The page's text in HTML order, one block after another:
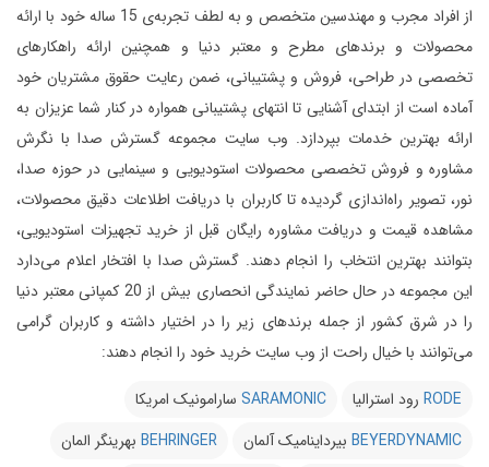
از افراد مجرب و مهندسین متخصص و به لطف تجربه‌ی 15 ساله خود با ارائه
محصولات و برندهای مطرح و معتبر دنیا و همچنین ارائه راهکارهای
تخصصی در طراحی، فروش و پشتیبانی، ضمن رعایت حقوق مشتریان خود
آماده است از ابتدای آشنایی تا انتهای پشتیبانی همواره در کنار شما عزیزان به
ارائه بهترین خدمات بپردازد. وب سایت مجموعه گسترش صدا با نگرش
مشاوره و فروش تخصصی محصولات استودیویی و سینمایی در حوزه صدا،
نور، تصویر راه‌اندازی گردیده تا کاربران با دریافت اطلاعات دقیق محصولات،
مشاهده قیمت و دریافت مشاوره رایگان قبل از خرید تجهیزات استودیویی،
بتوانند بهترین انتخاب را انجام دهند. گسترش صدا با افتخار اعلام می‌دارد
این مجموعه در حال حاضر نمایندگی انحصاری بیش از 20 کمپانی معتبر دنیا
را در شرق کشور از جمله برندهای زیر را در اختیار داشته و کاربران گرامی
می‌توانند با خیال راحت از وب سایت خرید خود را انجام دهند:
RODE رود استرالیا SARAMONIC سارامونیک امریکا
BEYERDYNAMIC بیرداینامیک آلمان BEHRINGER بهرینگر المان